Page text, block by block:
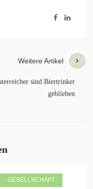
Weitere Artikel
sind Biertrinker
geblieben
GESELLSCHAFT